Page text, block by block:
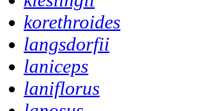
korethroides
langsdorfii
laniceps
laniflorus